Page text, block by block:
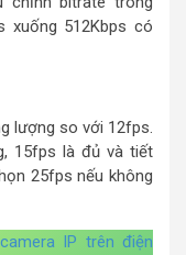
xuống 512Kbps có
lượng so với 12fps.
15fps là đủ và tiết
25fps nếu không
IP trên điện